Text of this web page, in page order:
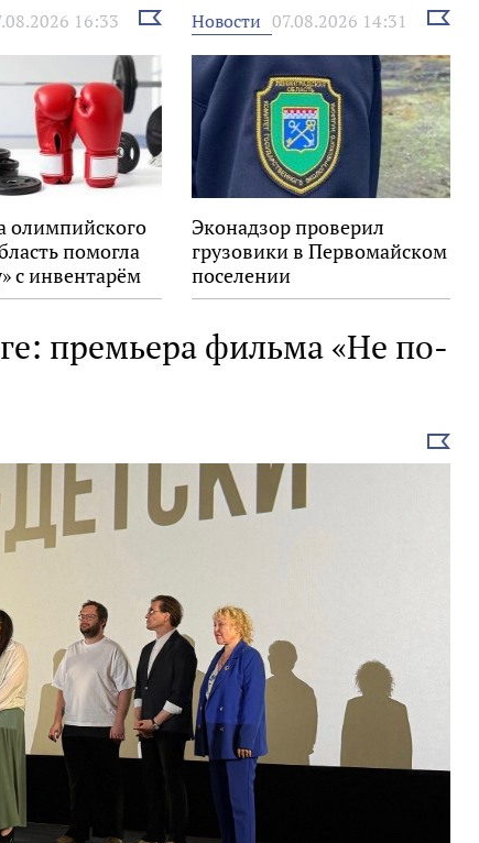
16:33
Выбрать
новость
олимпийского
помогла
с инвентарём
Новости 07.08.2026 14:31
Выбрать
Эконадзор проверил
грузовики в Первомайском
поселении
премьера фильма «Не по-
Выбрать
новость